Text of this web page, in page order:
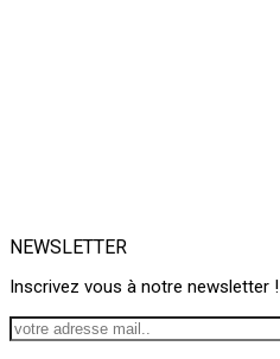
NEWSLETTER
Inscrivez vous à notre newsletter !